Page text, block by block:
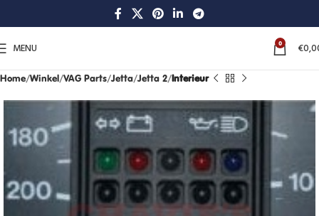
MENU 0 €
Home Winkel VAG Parts Jetta Jetta 2 Interieur